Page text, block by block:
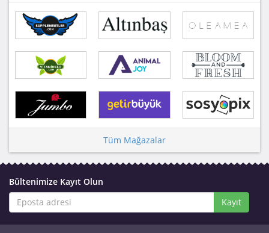
Tüm Mağazalar
Bültenimize Kayıt Olun
Kayıt